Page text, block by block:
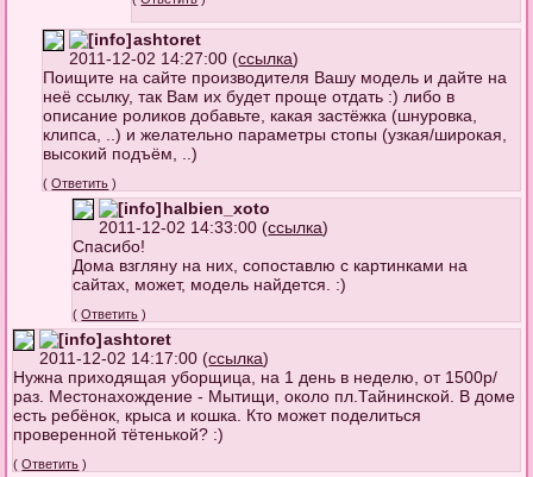
ashtoret
2011-12-02 14:27:00 (ссылка)
Поищите на сайте производителя Вашу модель и дайте на
неё ссылку, так Вам их будет проще отдать :) либо в
описание роликов добавьте, какая застёжка (шнуровка,
клипса, ..) и желательно параметры стопы (узкая/широкая,
высокий подъём, ..)
(Ответить )
halbien_xoto
2011-12-02 14:33:00 (ссылка)
Спасибо!
Дома взгляну на них, сопоставлю с картинками на
сайтах, может, модель найдется. :)
(Ответить )
ashtoret
2011-12-02 14:17:00 (ссылка)
Нужна приходящая уборщица, на 1 день в неделю, от 1500р/
раз. Местонахождение - Мытищи, около пл.Тайнинской. В доме
есть ребёнок, крыса и кошка. Кто может поделиться
проверенной тётенькой? :)
(Ответить )